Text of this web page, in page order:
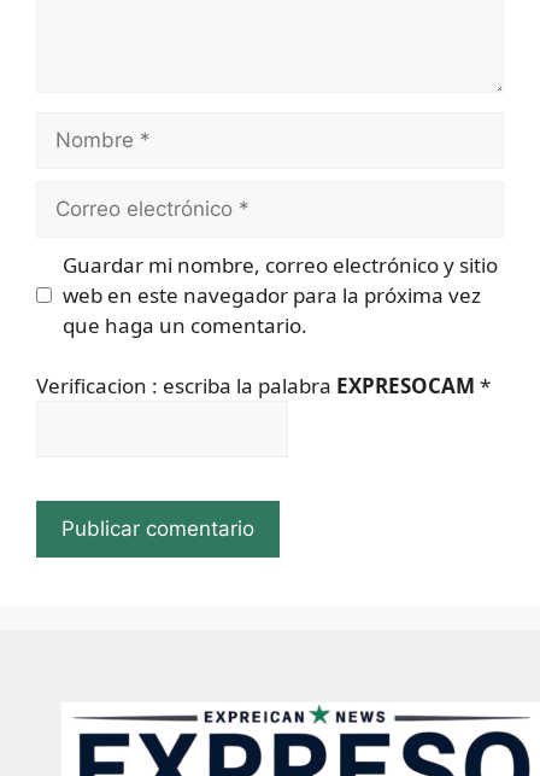
electrónico
Guardar mi nombre, correo electrónico y sitio
web en este navegador para la próxima vez
que haga un comentario.
Verificacion : escriba la palabra EXPRESOCAM *